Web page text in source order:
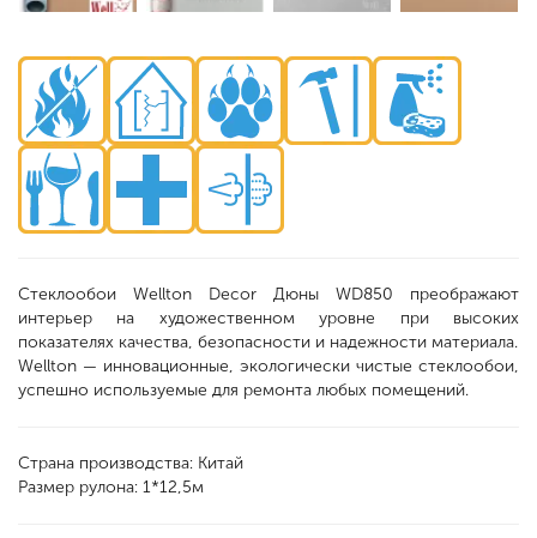
Стеклообои Wellton Decor Дюны WD850 преображают
интерьер на художественном уровне при высоких
показателях качества, безопасности и надежности материала.
Wellton — инновационные, экологически чистые стеклообои,
успешно используемые для ремонта любых помещений.
Страна производства: Китай
Размер рулона: 1*12,5м